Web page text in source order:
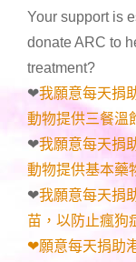
Your support is
donate ARC to
treatment?
❤我願意每天捐
動物提供三餐溫
❤我願意每天捐
動物提供基本藥
❤我願意每天捐
苗，以防止瘋狗
❤願意每天捐助